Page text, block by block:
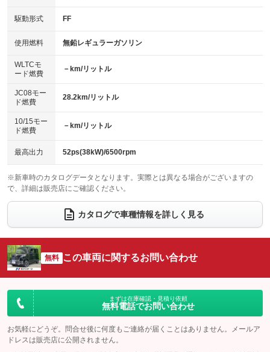
USB入力端子
：装備なし
100V電源
：装備なし
センターデフロック
：装備なし
電動格納ミラー
：装備あり
HID(キセノンライト)
バックカメラ
エアロ
：装備なし
ローダウン
：装備なし
ベンチシート
：装備なし
チップアップシート
：装備なし
電動格納サードシート
：装備なし シートヒーター
：装備あり
ウォークスルー
電動リアゲート フロントカメラ
：装備なし
シートエアコン
：装備なし 全周囲カメラ
：装備なし
サイドカメラ
：装備なし ルーフレール
：装備なし
エアサスペンション ヘッドライトウォッシャー
駆動形式 FF
使用燃料 無鉛レギュラーガソリン
WLTCモ
ード燃費
－km/リットル
JC08モー
ド燃費
28.2km/リットル
10/15モー
ド燃費
－km/リットル
最高出力 52ps(38kW)/6500rpm
※新車時のカタログデータとなります。実際とは異なる場合がございますの
で、詳細は販売店にご確認ください。
カタログで車種情報を詳しく見る
無料 この車両に関するお問い合わせ
まずは在庫確認・見積り依頼
無料電話でお問い合わせ
お気軽にどうぞ。問合せ後に何度もご連絡が届くことはありません。メールア
ドレスは販売店に公開されません。